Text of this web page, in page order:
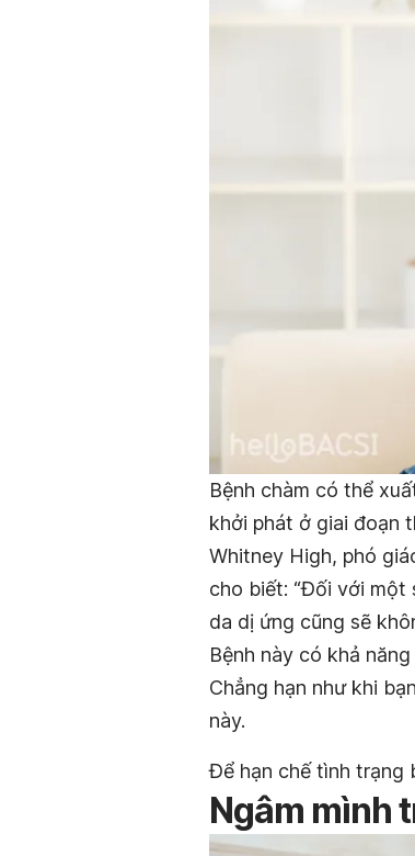
Bệnh chàm có thể
khởi phát ở giai đoạn
Whitney High, phó
cho biết: “Đối với một
da dị ứng cũng sẽ
Bệnh này có khả
Chẳng hạn như khi
này.
Để hạn chế tình trạng
Ngâm mình